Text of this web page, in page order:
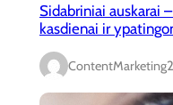
Sidabriniai auskarai
kasdienai ir
ContentMarketing